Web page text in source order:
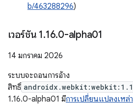
b/463288296)
เวอร์ชัน 1.16.0-alpha01
14 มกราคม 2026
ระบบจะถอนการอ้าง
สิทธิ์
1.16.0-alpha01 มีการเปลี่ยนแปลงเหล่